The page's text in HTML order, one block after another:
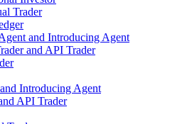
Trader
and Introducing Agent
and API Trader
Introducing Agent
API Trader